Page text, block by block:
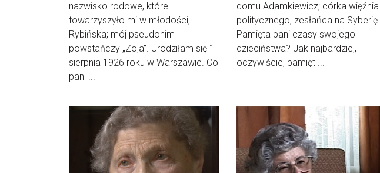
nazwisko rodowe, które
towarzyszyło mi w młodości,
Rybińska; mój pseudonim
powstańczy „Zoja”. Urodziłam się 1
sierpnia 1926 roku w Warszawie. Co
pani ...
domu Adamkiewicz; córka więźnia
politycznego, zesłańca na Syberię.
Pamięta pani czasy swojego
dzieciństwa? Jak najbardziej,
oczywiście, pamięt ...